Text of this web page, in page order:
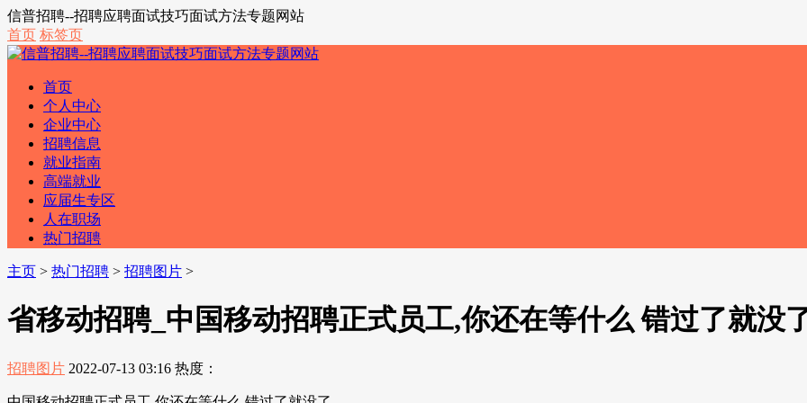
信普招聘--招聘应聘面试技巧面试方法专题网站
首页 标签页
首页
个人中心
企业中心
招聘信息
就业指南
高端就业
应届生专区
人在职场
热门招聘
主页 > 热门招聘 > 招聘图片 >
省移动招聘_中国移动招聘正式员工,你还在等什么 错过了就没
招聘图片 2022-07-13 03:16 热度：